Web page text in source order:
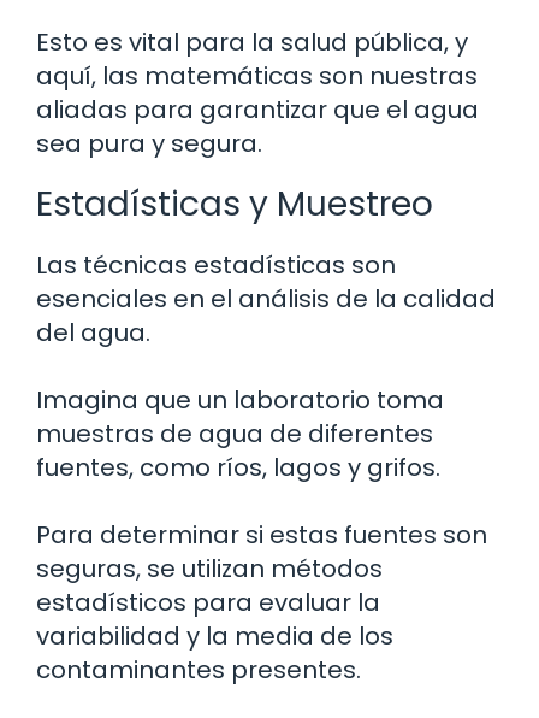
Esto es vital para la salud pública, y
aquí, las matemáticas son nuestras
aliadas para garantizar que el agua
sea pura y segura.
Estadísticas y Muestreo
Las técnicas estadísticas son
esenciales en el análisis de la calidad
del agua.
Imagina que un laboratorio toma
muestras de agua de diferentes
fuentes, como ríos, lagos y grifos.
Para determinar si estas fuentes son
seguras, se utilizan métodos
estadísticos para evaluar la
variabilidad y la media de los
contaminantes presentes.